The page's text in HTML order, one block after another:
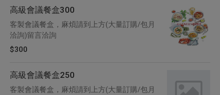
高級會議餐盒300
客製會議餐盒，麻煩請到上方(大量訂購/包月
洽詢)留言洽詢
$300
高級會議餐盒250
客製會議餐盒，麻煩請到上方(大量訂購/包月